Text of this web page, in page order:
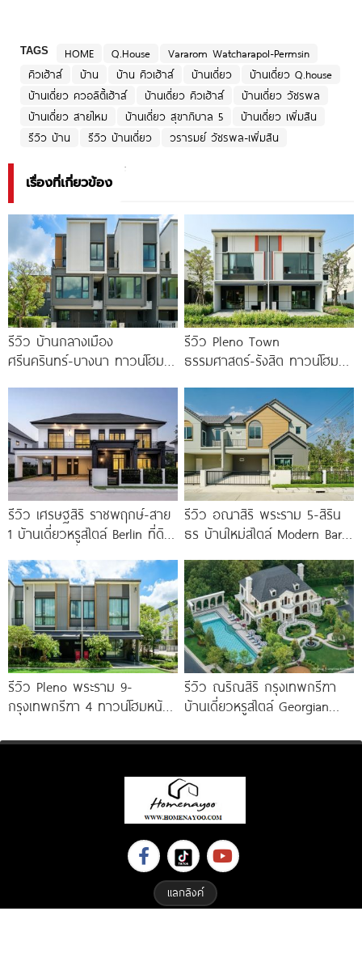
TAGS HOME Q.House
Vararom Watcharapol-Permsin
คิวเฮ้าส์
บ้าน บ้าน คิวเฮ้าส์ บ้านเดี่ยว
บ้านเดี่ยว Q.house
บ้านเดี่ยว ควอลิตี้เฮ้าส์
บ้านเดี่ยว คิวเฮ้าส์
บ้านเดี่ยว วัชรพล
บ้านเดี่ยว สายไหม
บ้านเดี่ยว สุขาภิบาล 5
บ้านเดี่ยว เพิ่มสิน
รีวิว บ้าน
รีวิว บ้านเดี่ยว วรารมย์ วัชรพล-เพิ่มสิน
เรื่องที่เกี่ยวข้อง
รีวิว บ้านกลางเมือง
ศรีนครินทร์-บางนา ทาวน์โฮม 3
Penthouse
รีวิว Pleno Town
ธรรมศาสตร์-รังสิต ทาวน์โฮม
ม.ธรรมศาสตร์
รีวิว เศรษฐสิริ ราชพฤกษ์-สาย
1 บ้านเดี่ยวหรูสไตล์ Berlin ที่ดิน
รีวิว อณาสิริ พระราม 5-สิริน
ธร บ้านใหม่สไตล์ Modern Barn
รีวิว Pleno พระราม 9-
กรุงเทพกรีฑา 4 ทาวน์โฮมหน้า
Premium
รีวิว ณริณสิริ กรุงเทพกรีฑา
บ้านเดี่ยวหรูสไตล์ Georgian
Brighton College
แลกลิงค์